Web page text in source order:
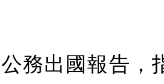
務出國報告，